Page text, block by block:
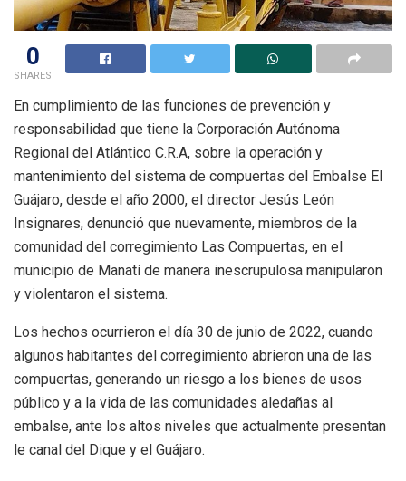
0
SHARES
En cumplimiento de las funciones de prevención y
responsabilidad que tiene la Corporación Autónoma
Regional del Atlántico C.R.A, sobre la operación y
mantenimiento del sistema de compuertas del Embalse El
Guájaro, desde el año 2000, el director Jesús León
Insignares, denunció que nuevamente, miembros de la
comunidad del corregimiento Las Compuertas, en el
municipio de Manatí de manera inescrupulosa manipularon
y violentaron el sistema.
Los hechos ocurrieron el día 30 de junio de 2022, cuando
algunos habitantes del corregimiento abrieron una de las
compuertas, generando un riesgo a los bienes de usos
público y a la vida de las comunidades aledañas al
embalse, ante los altos niveles que actualmente presentan
le canal del Dique y el Guájaro.